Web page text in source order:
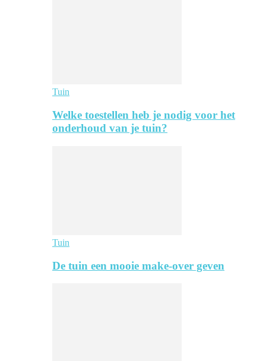
Tuin
Welke toestellen heb je nodig voor het
onderhoud van je tuin?
Tuin
De tuin een mooie make-over geven